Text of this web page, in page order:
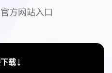
方网站入口
载↓